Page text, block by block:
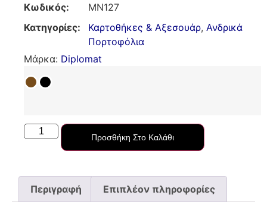
Κωδικός:
MN127
Κατηγορίες:
Καρτοθήκες & Αξεσουάρ, Ανδρικά
Πορτοφόλια
Μάρκα: Diplomat
Προσθήκη Στο Καλάθι
Περιγραφή Επιπλέον πληροφορίες